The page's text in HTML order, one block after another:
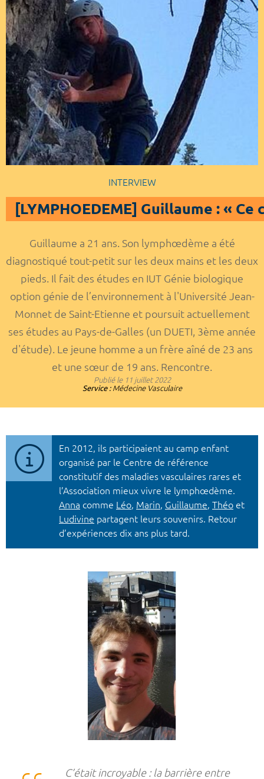
INTERVIEW
[LYMPHOEDEME] Guillaume : «
Guillaume a 21 ans. Son lymphœdème a été
diagnostiqué tout-petit sur les deux mains et les deux
pieds. Il fait des études en IUT Génie biologique
option génie de l’environnement à l'Université Jean-
Monnet de Saint-Etienne et poursuit actuellement
ses études au Pays-de-Galles (un DUETI, 3ème année
d'étude). Le jeune homme a un frère aîné de 23 ans
et une sœur de 19 ans. Rencontre.
Publié le11 juillet 2022
Service : Médecine Vasculaire
En 2012, ils participaient au camp enfant
organisé par le Centre de référence
constitutif des maladies vasculaires rares et
l’Association mieux vivre le lymphœdème.
Anna comme Léo, Marin, Guillaume, Théo et
Ludivine partagent leurs souvenirs. Retour
d’expériences dix ans plus tard.
C’était incroyable : la barrière entre